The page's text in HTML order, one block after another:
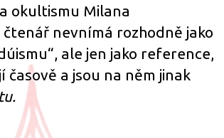
okultismu Milana
nevnímá rozhodně jako
ale jen jako reference,
časově a jsou na něm jinak